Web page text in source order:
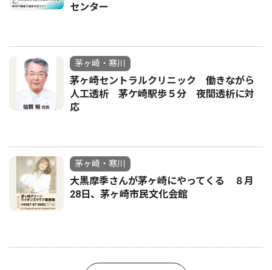
センター
茅ヶ崎・寒川
茅ヶ崎セントラルクリニック 働きながら
人工透析 茅ケ崎駅歩５分 夜間透析に対
応
茅ヶ崎・寒川
大黒摩季さんが茅ヶ崎にやってくる ８月
28日、茅ヶ崎市民文化会館